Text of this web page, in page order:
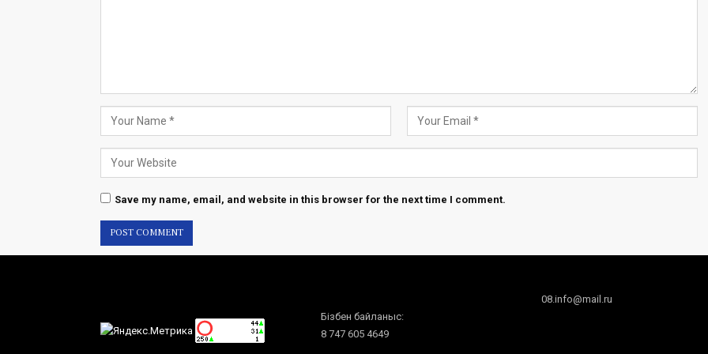
Save my name, email, and website in this browser for the next time I comment.
Бізбен байланыс:
8 747 605 4649
08.info@mail.ru